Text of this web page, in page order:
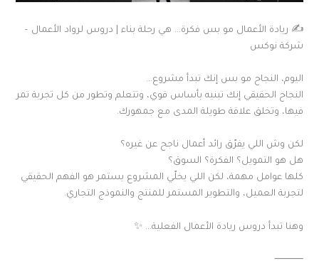
✍️ ريادة الأعمال مو بس فكرة… هي رحلة بناء | دروس لرواد الأعمال –
شركة نوكس
اليوم، النجاح مو بس إنك تبدأ مشروع…
النجاح الحقيقي إنك تبنيه بأساس قوي، وتتعلم وتطور من كل تجربة تمر
فيها، وتخلق علاقة طويلة المدى مع جمهورك.
لكن وش اللي يفرّق رائد أعمال ناجح عن غيره؟
هل هو التمويل؟ الفكرة؟ السوق؟
كلها عوامل مهمة، لكن اللي يخلّي المشروع يستمر هو الفهم الحقيقي
لتجربة العميل، والتطوير المستمر للمنتج والنموذج التجاري.
وهنا تبدأ دروس ريادة الأعمال الفعلية… ✨
⸻